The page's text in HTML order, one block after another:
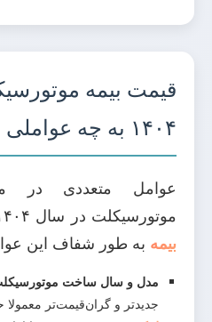
قیمت بیمه
۱۴۰۴ به چه عواملی بستگی دارد؟
عوامل متعددی در
موتورسیکلت در سال ۱۴۰۴ تاثیرگذار هستند.
بیمه به طور شفاف این
مدل و سال ساخت
جدیدتر و گران‌قیمت‌تر معمولا